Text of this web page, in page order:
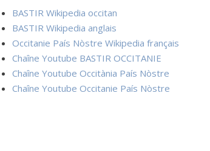
BASTIR Wikipedia occitan
BASTIR Wikipedia anglais
Occitanie País Nòstre Wikipedia français
Chaîne Youtube BASTIR OCCITANIE
Chaîne Youtube Occitània País Nòstre
Chaîne Youtube Occitanie País Nòstre